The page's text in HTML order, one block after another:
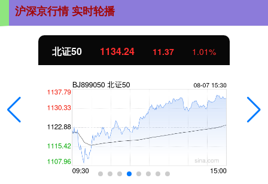
沪深京行情 实时轮播
北证50 1134.24 11.37 1.01%